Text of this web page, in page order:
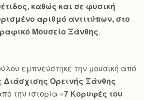
καθώς και σε φυσική
αριθμό αντιτύπων, στο
Μουσείο Ξάνθης.
εμπνεύστηκε την μουσική από
Διάσχισης Ορεινής Ξάνθης
την ιστορία «7 Κορυφές του